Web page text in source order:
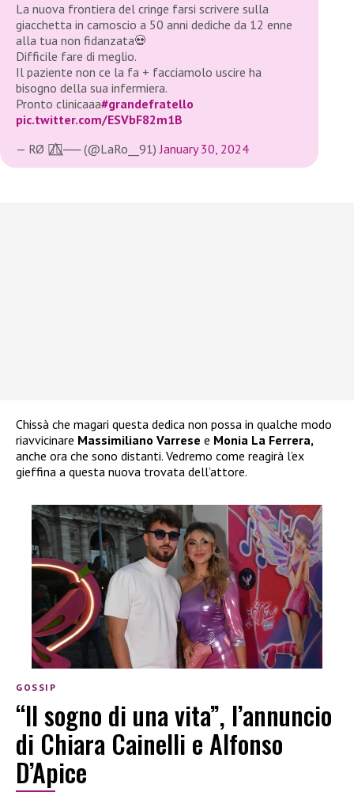
La nuova frontiera del cringe farsi scrivere sulla
giacchetta in camoscio a 50 anni dediche da 12 enne
alla tua non fidanzata💀
Difficile fare di meglio.
Il paziente non ce la fa + facciamolo uscire ha
bisogno della sua infermiera.
Pronto clinicaaa#grandefratello
pic.twitter.com/ESVbF82m1B
— RØ 🏳️‍🌈⃤── (@LaRo__91)January 30, 2024
Chissà che magari questa dedica non possa in qualche modo
riavvicinare Massimiliano Varrese e Monia La Ferrera,
anche ora che sono distanti. Vedremo come reagirà l’ex
gieffina a questa nuova trovata dell’attore.
GOSSIP
“Il sogno di una vita”, l’annuncio
di Chiara Cainelli e Alfonso
D’Apice